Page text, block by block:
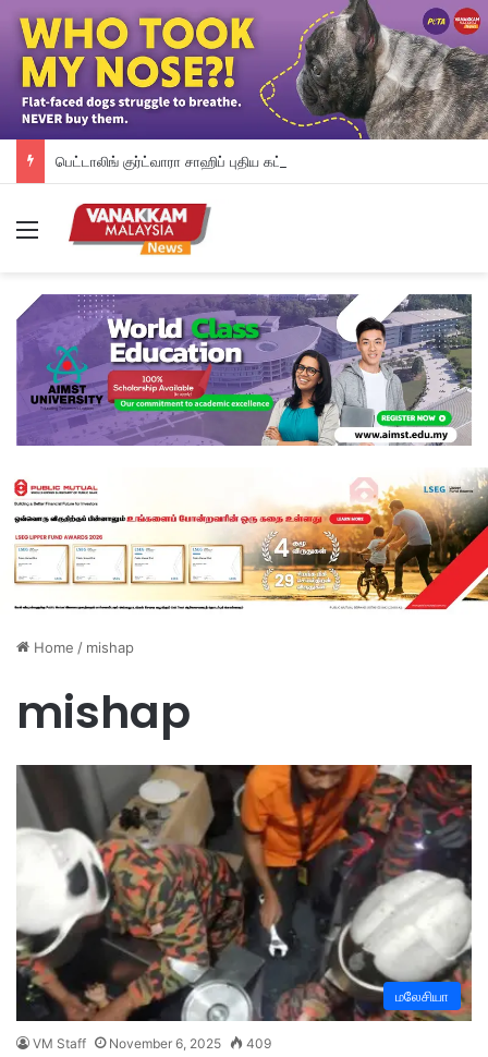
Menu
Home / mishap
mishap
மலேசியா
VM Staff November 6, 2025 409